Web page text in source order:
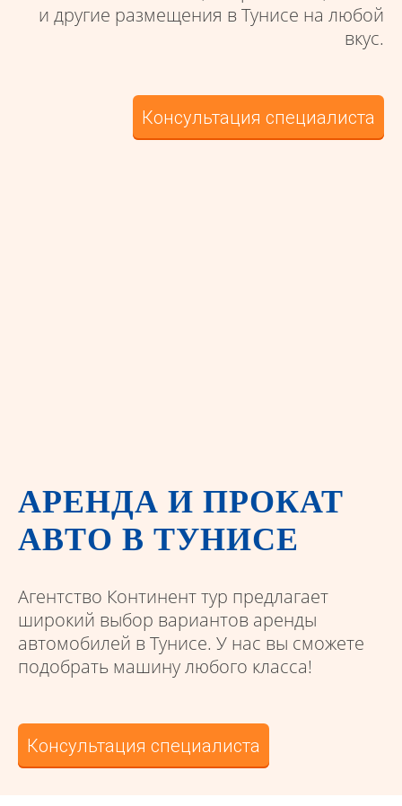
и другие размещения в Тунисе на любой
вкус.
Консультация специалиста
АРЕНДА И ПРОКАТ
АВТО В ТУНИСЕ
Агентство Континент тур предлагает
широкий выбор вариантов аренды
автомобилей в Тунисе. У нас вы сможете
подобрать машину любого класса!
Консультация специалиста